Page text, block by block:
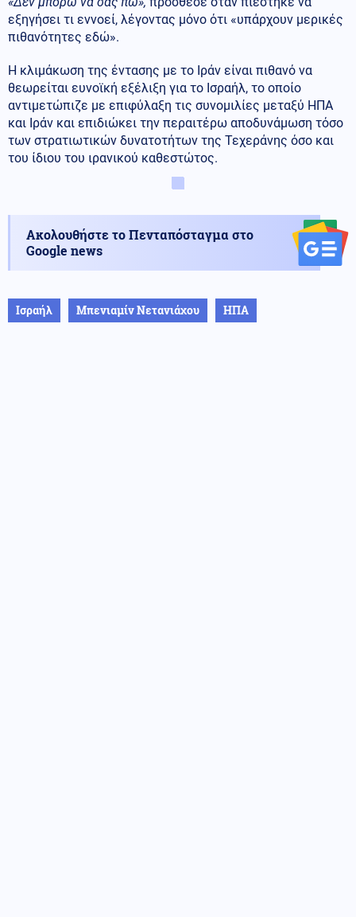
εξηγήσει τι εννοεί, λέγοντας μόνο ότι «υπάρχουν μερικές
πιθανότητες εδώ».
Η κλιμάκωση της έντασης με το Ιράν είναι πιθανό να
θεωρείται ευνοϊκή εξέλιξη για το Ισραήλ, το οποίο
αντιμετώπιζε με επιφύλαξη τις συνομιλίες μεταξύ ΗΠΑ
και Ιράν και επιδιώκει την περαιτέρω αποδυνάμωση τόσο
των στρατιωτικών δυνατοτήτων της Τεχεράνης όσο και
του ίδιου του ιρανικού καθεστώτος.
Ακολουθήστε το Πενταπόσταγμα στο
Google news
Ισραήλ Μπενιαμίν Νετανιάχου ΗΠΑ